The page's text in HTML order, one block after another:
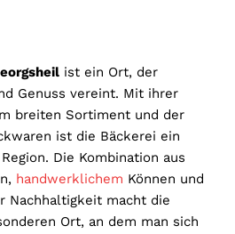
ist ein Ort, der
Genuss vereint. Mit ihrer
breiten Sortiment und der
ist die Bäckerei ein
Die Kombination aus
handwerklichem Können und
Nachhaltigkeit macht die
Ort, an dem man sich